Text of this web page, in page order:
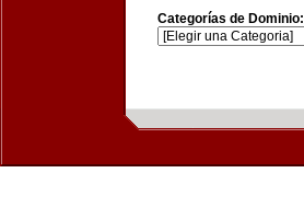
Categorías de Dominio: